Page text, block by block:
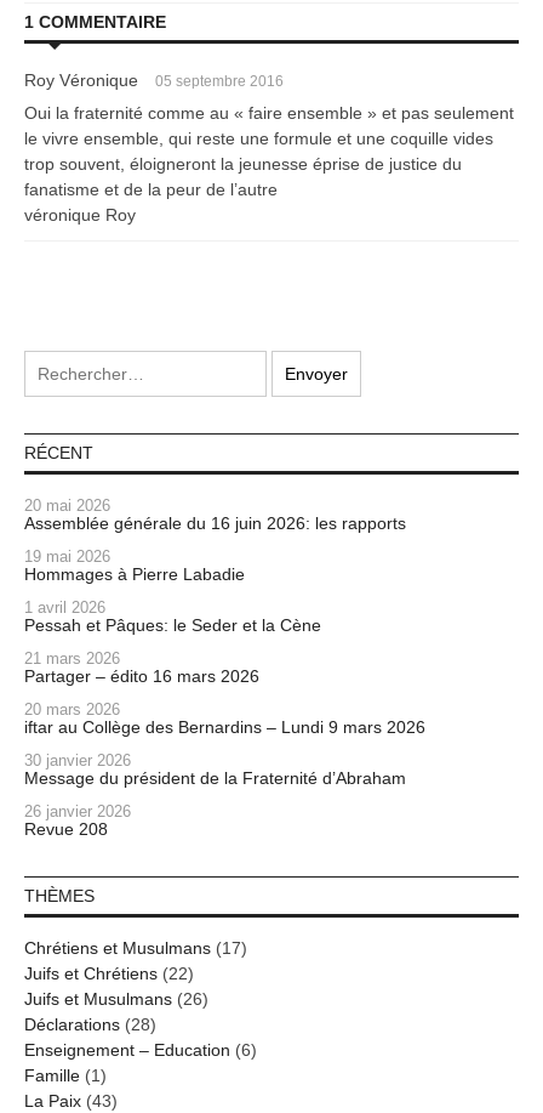
1 COMMENTAIRE
Roy Véronique 05 septembre 2016
Oui la fraternité comme au « faire ensemble » et pas seulement
le vivre ensemble, qui reste une formule et une coquille vides
trop souvent, éloigneront la jeunesse éprise de justice du
fanatisme et de la peur de l’autre
véronique Roy
RÉCENT
20 mai 2026
Assemblée générale du 16 juin 2026: les rapports
19 mai 2026
Hommages à Pierre Labadie
1 avril 2026
Pessah et Pâques: le Seder et la Cène
21 mars 2026
Partager – édito 16 mars 2026
20 mars 2026
iftar au Collège des Bernardins – Lundi 9 mars 2026
30 janvier 2026
Message du président de la Fraternité d’Abraham
26 janvier 2026
Revue 208
THÈMES
Chrétiens et Musulmans (17)
Juifs et Chrétiens (22)
Juifs et Musulmans (26)
Déclarations (28)
Enseignement – Education (6)
Famille (1)
La Paix (43)